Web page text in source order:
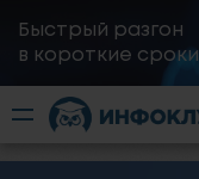
Быстрый разгон
​в короткие сроки